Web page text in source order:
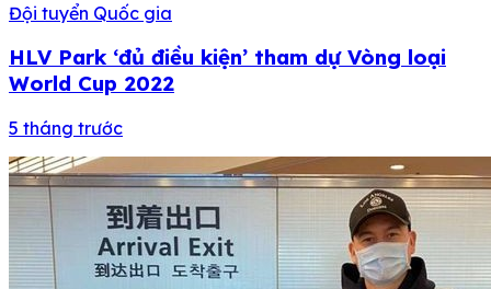
Đội tuyển Quốc gia
HLV Park ‘đủ điều kiện’ tham dự Vòng loại
World Cup 2022
5 tháng trước